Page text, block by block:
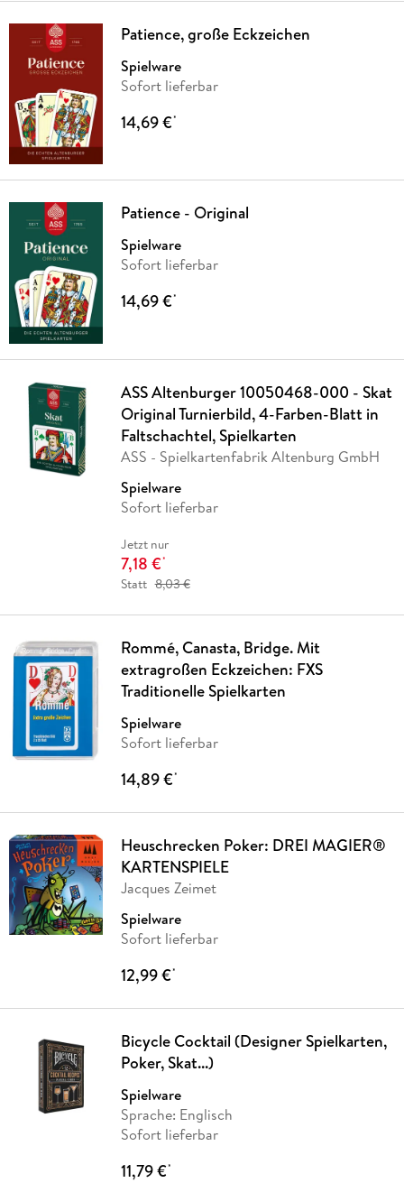
Patience, große Eckzeichen
Spielware
Sofort lieferbar
14,69 €*
Patience - Original
Spielware
Sofort lieferbar
14,69 €*
ASS Altenburger 10050468-000 - Skat
Original Turnierbild, 4-Farben-Blatt in
Faltschachtel, Spielkarten
ASS - Spielkartenfabrik Altenburg GmbH
Spielware
Sofort lieferbar
Jetzt nur
7,18 €*
Statt 8,03 €
Rommé, Canasta, Bridge. Mit
extragroßen Eckzeichen: FXS
Traditionelle Spielkarten
Spielware
Sofort lieferbar
14,89 €*
Heuschrecken Poker: DREI MAGIER®
KARTENSPIELE
Jacques Zeimet
Spielware
Sofort lieferbar
12,99 €*
Bicycle Cocktail (Designer Spielkarten,
Poker, Skat...)
Spielware
Sprache: Englisch
Sofort lieferbar
11,79 €*